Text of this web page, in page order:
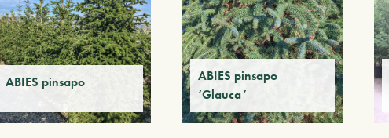
ABIES pinsapo
ABIES pinsapo
‘Glauca’